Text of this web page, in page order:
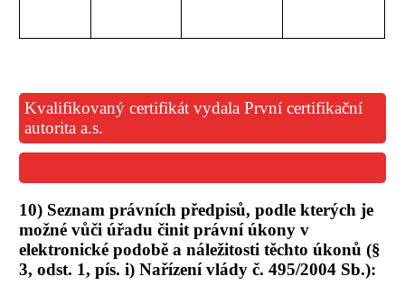
Kvalifikovaný certifikát vydala První certifikační
autorita a.s.
10) Seznam právních předpisů, podle kterých je
možné vůči úřadu činit právní úkony v
elektronické podobě a náležitosti těchto úkonů (§
3, odst. 1, pís. i) Nařízení vlády č. 495/2004 Sb.):